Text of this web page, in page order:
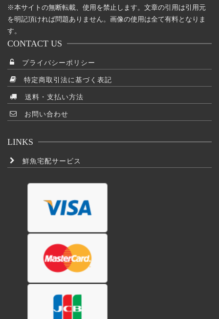
り
ま
す。
オ
シ
ョ
ン
は
商
品
ー
ジ
か
※本サイトの無断転載、使用を禁止します。文章の引用は引用元
を明記頂ければ問題ありません。画像の使用は全て有料となりま
す。
CONTACT US
プライバシーポリシー
特定商取引法に基づく表記
送料・支払い方法
お問い合わせ
LINKS
鮮魚宅配サービス